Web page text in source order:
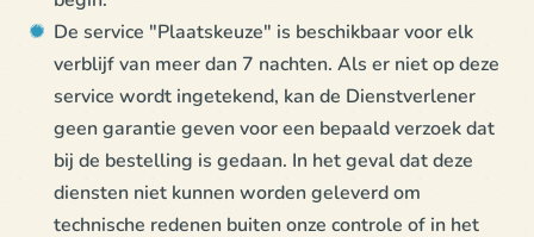
De service "Plaatskeuze" is beschikbaar voor elk
verblijf van meer dan 7 nachten. Als er niet op deze
service wordt ingetekend, kan de Dienstverlener
geen garantie geven voor een bepaald verzoek dat
bij de bestelling is gedaan. In het geval dat deze
diensten niet kunnen worden geleverd om
technische redenen buiten onze controle of in het